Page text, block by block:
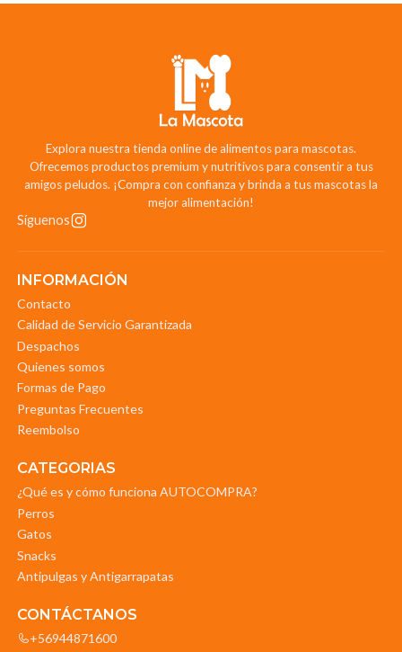
Explora nuestra tienda online de alimentos para mascotas.
Ofrecemos productos premium y nutritivos para consentir a tus
amigos peludos. ¡Compra con confianza y brinda a tus mascotas la
mejor alimentación!
Síguenos
INFORMACIÓN
Contacto
Calidad de Servicio Garantizada
Despachos
Quienes somos
Formas de Pago
Preguntas Frecuentes
Reembolso
CATEGORIAS
¿Qué es y cómo funciona AUTOCOMPRA?
Perros
Gatos
Snacks
Antipulgas y Antigarrapatas
CONTÁCTANOS
+56944871600